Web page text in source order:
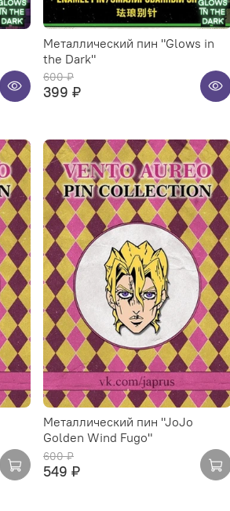
Металлический пин "Glows in
the Dark"
600 ₽
399 ₽
Металлический пин "JoJo
Golden Wind Fugo"
600 ₽
549 ₽